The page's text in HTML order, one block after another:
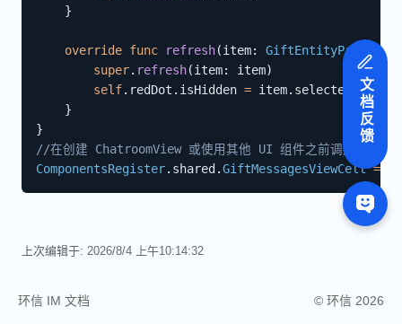
}
override func refresh(item: GiftEntityProtocol
super. refresh(item: item)
self. redDot . isHidden = item. selected
}
}
//在创建 ChatroomView 或使用其他 UI 组件之前调用此方法
ComponentsRegister. shared .GiftMessagesViewCell =
上次编辑于: 2026/8/4 上午10:14:32
环信 IM 文档 © 环信 2026
文档反馈